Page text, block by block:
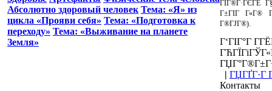
Абсолютно здоровый человек Тема: «Я» из
цикла «Прояви себя» Тема: «Подготовка к
переходу» Тема: «Выживание на планете
Земля»
ГІГ®Г·ГЄГЁ
Г±ГІГ Г«Г®
Г®ГЈГ®).
Г‘ГІГ°Г
| ГЏГҐГ·Г
Контакты